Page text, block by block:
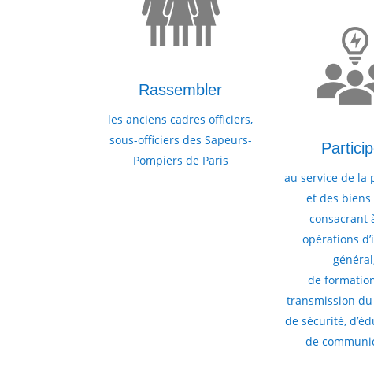
Rassembler
les anciens cadres officiers,
sous-officiers des Sapeurs-
Pompiers de Paris
au service de la
et des biens
consacrant
opérations
de
transmission du
de sécurité,
de